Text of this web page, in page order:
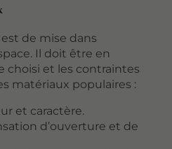
de mise dans
Il doit être en
choisi et les contraintes
matériaux populaires :
et caractère.
d’ouverture et de